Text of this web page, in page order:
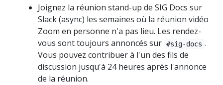
Joignez la réunion stand-up de SIG Docs sur
Slack (async) les semaines où la réunion vidéo
Zoom en personne n'a pas lieu. Les rendez-
vous sont toujours annoncés sur #sig-docs .
Vous pouvez contribuer à l'un des fils de
discussion jusqu'à 24 heures après l'annonce
de la réunion.